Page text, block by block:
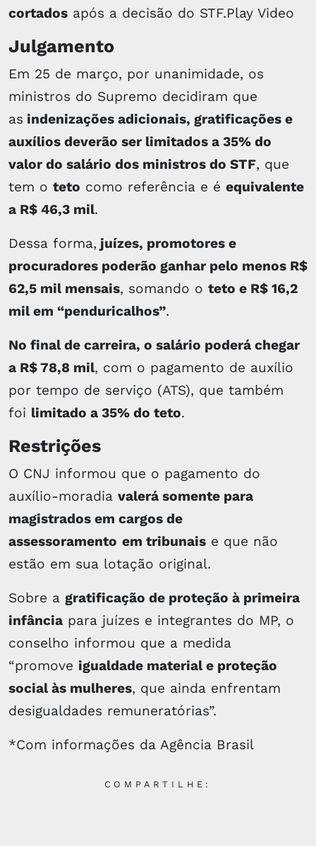
cortados após a decisão do STF.Play Video
Julgamento
Em 25 de março, por unanimidade, os
ministros do Supremo decidiram que
as indenizações adicionais, gratificações e
auxílios deverão ser limitados a 35% do
valor do salário dos ministros do STF, que
tem o teto como referência e é equivalente
a R$ 46,3 mil.
Dessa forma, juízes, promotores e
procuradores poderão ganhar pelo menos R$
62,5 mil mensais, somando o teto e R$ 16,2
mil em “penduricalhos”.
No final de carreira, o salário poderá chegar
a R$ 78,8 mil, com o pagamento de auxílio
por tempo de serviço (ATS), que também
foi limitado a 35% do teto.
Restrições
O CNJ informou que o pagamento do
auxílio-moradia valerá somente para
magistrados em cargos de
assessoramento em tribunais e que não
estão em sua lotação original.
Sobre a gratificação de proteção à primeira
infância para juízes e integrantes do MP, o
conselho informou que a medida
“promove igualdade material e proteção
social às mulheres, que ainda enfrentam
desigualdades remuneratórias”.
*Com informações da Agência Brasil
COMPARTILHE: